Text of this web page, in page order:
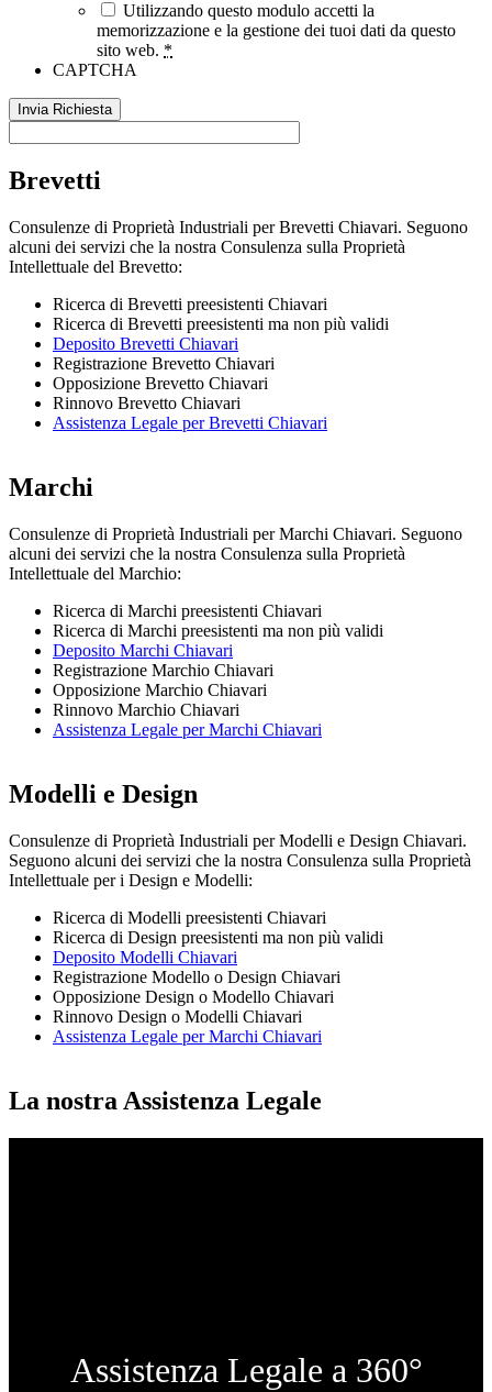
Utilizzando questo modulo accetti la
memorizzazione e la gestione dei tuoi dati da questo
sito web. *
CAPTCHA
Brevetti
Consulenze di Proprietà Industriali per Brevetti Chiavari. Seguono
alcuni dei servizi che la nostra Consulenza sulla Proprietà
Intellettuale del Brevetto:
Ricerca di Brevetti preesistenti Chiavari
Ricerca di Brevetti preesistenti ma non più validi
Deposito Brevetti Chiavari
Registrazione Brevetto Chiavari
Opposizione Brevetto Chiavari
Rinnovo Brevetto Chiavari
Assistenza Legale per Brevetti Chiavari
Marchi
Consulenze di Proprietà Industriali per Marchi Chiavari. Seguono
alcuni dei servizi che la nostra Consulenza sulla Proprietà
Intellettuale del Marchio:
Ricerca di Marchi preesistenti Chiavari
Ricerca di Marchi preesistenti ma non più validi
Deposito Marchi Chiavari
Registrazione Marchio Chiavari
Opposizione Marchio Chiavari
Rinnovo Marchio Chiavari
Assistenza Legale per Marchi Chiavari
Modelli e Design
Consulenze di Proprietà Industriali per Modelli e Design Chiavari.
Seguono alcuni dei servizi che la nostra Consulenza sulla Proprietà
Intellettuale per i Design e Modelli:
Ricerca di Modelli preesistenti Chiavari
Ricerca di Design preesistenti ma non più validi
Deposito Modelli Chiavari
Registrazione Modello o Design Chiavari
Opposizione Design o Modello Chiavari
Rinnovo Design o Modelli Chiavari
Assistenza Legale per Marchi Chiavari
La nostra Assistenza Legale
Assistenza Legale a 360°